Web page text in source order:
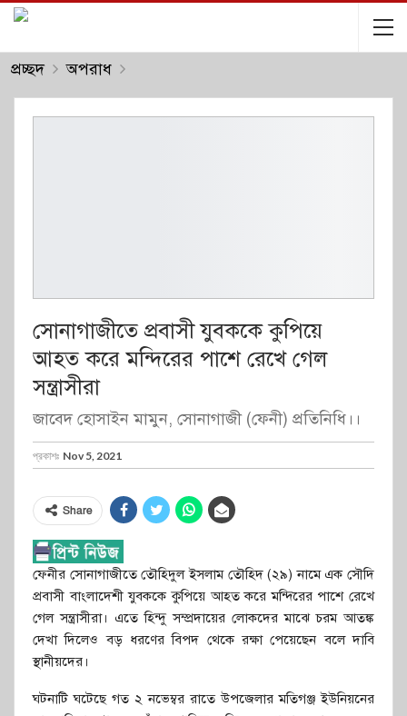
প্রচ্ছদ অপরাধ
সোনাগাজীতে প্রবাসী যুবককে কুপিয়ে
আহত করে মন্দিরের পাশে রেখে গেল
সন্ত্রাসীরা
জাবেদ হোসাইন মামুন, সোনাগাজী (ফেনী) প্রতিনিধি।।
প্রকাশঃ Nov 5, 2021
Share
ফেনীর সোনাগাজীতে তৌহিদুল ইসলাম তৌহিদ (২৯) নামে এক সৌদি
প্রবাসী বাংলাদেশী যুবককে কুপিয়ে আহত করে মন্দিরের পাশে রেখে
গেল সন্ত্রাসীরা। এতে হিন্দু সম্প্রদায়ের লোকদের মাঝে চরম আতঙ্ক
দেখা দিলেও বড় ধরণের বিপদ থেকে রক্ষা পেয়েছেন বলে দাবি
স্থানীয়দের।
ঘটনাটি ঘটেছে গত ২ নভেম্বর রাতে উপজেলার মতিগঞ্জ ইউনিয়নের